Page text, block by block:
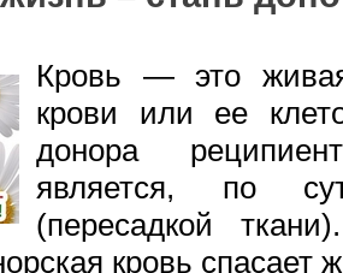
Кровь — это
крови или ее
донора
является, по
(пересадкой
кровь спасает